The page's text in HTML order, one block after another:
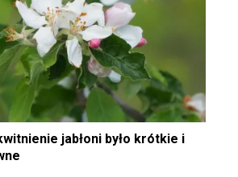
jabłoni było krótkie i